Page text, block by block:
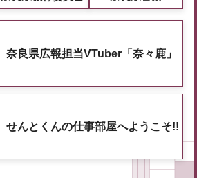
奈良県広報担当VTuber「奈々鹿」
せんとくんの仕事部屋へようこそ!!